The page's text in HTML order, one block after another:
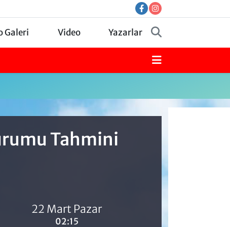
Galeri Video Yazarlar
Tahmini
22 Mart Pazar
02:15